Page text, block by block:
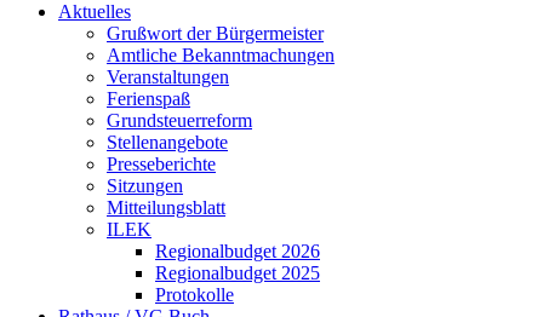
Aktuelles
Grußwort der Bürgermeister
Amtliche Bekanntmachungen
Veranstaltungen
Ferienspaß
Grundsteuerreform
Stellenangebote
Presseberichte
Sitzungen
Mitteilungsblatt
ILEK
Regionalbudget 2026
Regionalbudget 2025
Protokolle